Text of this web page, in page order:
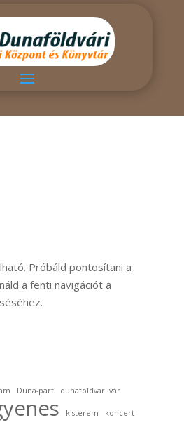
Próbáld pontosítani a
a fenti navigációt a
Duna-part dunaföldvári vár
kisterem koncert